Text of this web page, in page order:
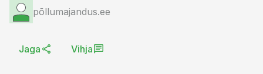
põllumajandus.ee
Jaga Vihja